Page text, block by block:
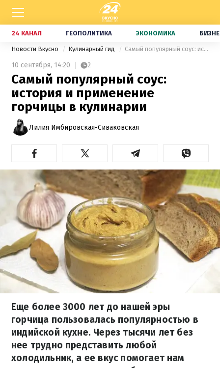
24 КАНАЛ ГЕОПОЛИТИКА ЭКОНОМИКА
Новости Вкусно Кулинарный гид Самый популярный соус: история и применение горчицы в кулинарии
10 сентября, 14:20 2
Самый популярный соус:
история и применение
горчицы в кулинарии
Лилия Имбировская-Сиваковская
Еще более 3000 лет до нашей эры
горчица пользовалась популярностью в
индийской кухне. Через тысячи лет без
нее трудно представить любой
холодильник, а ее вкус помогает нам